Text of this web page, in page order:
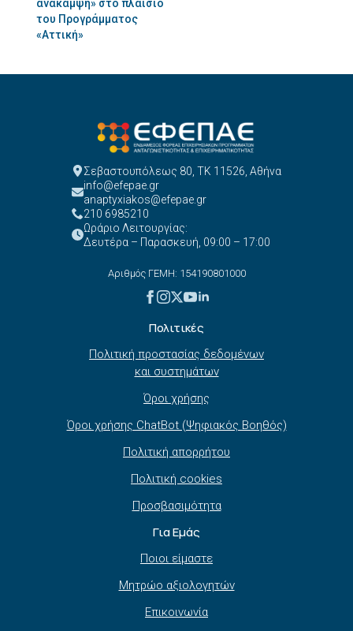
ανάκαμψη» στο πλαίσιο
του Προγράμματος
«Αττική»
Σεβαστουπόλεως 80, ΤΚ 11526, Αθήνα
info@efepae.gr
anaptyxiakos@efepae.gr
210 6985210
Ωράριο Λειτουργίας:
Δευτέρα – Παρασκευή, 09:00 – 17:00
Αριθμός ΓΕΜΗ: 154190801000
Πολιτικές
Πολιτική προστασίας δεδομένων
και συστημάτων
Όροι χρήσης
Όροι χρήσης ChatBot (Ψηφιακός Βοηθός)
Πολιτική απορρήτου
Πολιτική cookies
Προσβασιμότητα
Για Εμάς
Ποιοι είμαστε
Μητρώο αξιολογητών
Επικοινωνία